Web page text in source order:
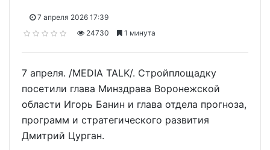
7 апреля 2026 17:39
24730
1 минута
7 апреля. /MEDIA TALK/. Стройплощадку
посетили глава Минздрава Воронежской
области Игорь Банин и глава отдела прогноза,
программ и стратегического развития
Дмитрий Цурган.